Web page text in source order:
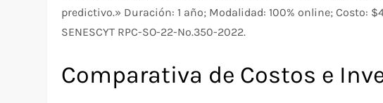
predictivo.» Duración: 1 año; Modalidad: 100% online; Costo:
SENESCYT RPC-SO-22-No.350-2022.
Comparativa de Costos e